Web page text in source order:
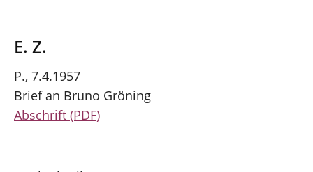
E. Z.
P., 7.4.1957
Brief an Bruno Gröning
Abschrift (PDF)